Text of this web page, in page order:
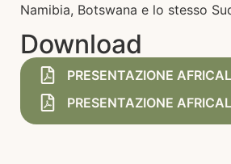
Namibia, Botswana e lo stesso
Download
PRESENTAZIONE
PRESENTAZIONE